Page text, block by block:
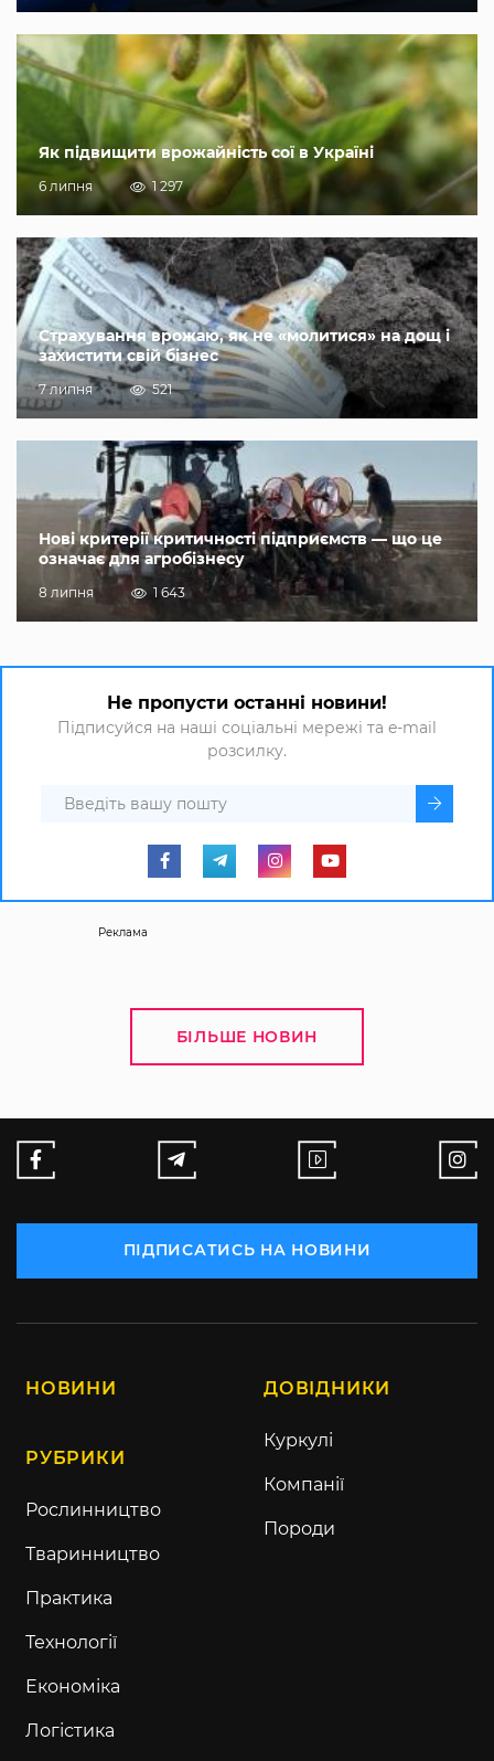
Як підвищити врожайність сої в Україні
6 липня 1 297
Страхування врожаю, як не «молитися» на дощ і
захистити свій бізнес
7 липня 521
Нові критерії критичності підприємств — що це
означає для агробізнесу
8 липня 1 643
Не пропусти останні новини!
Підписуйся на наші соціальні мережі та e-mail
розсилку.
Реклама
БІЛЬШЕ НОВИН
ПІДПИСАТИСЬ НА НОВИНИ
НОВИНИ
РУБРИКИ
Рослинництво
Тваринництво
Практика
Технології
Економіка
Логістика
ДОВІДНИКИ
Куркулі
Компанії
Породи